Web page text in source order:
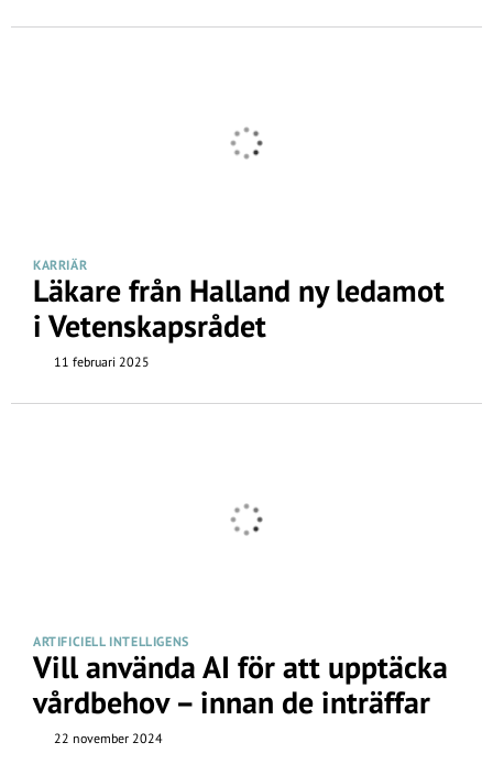
KARRIÄR
Läkare från Halland ny ledamot
i Vetenskapsrådet
11 februari 2025
ARTIFICIELL INTELLIGENS
Vill använda AI för att upptäcka
vårdbehov – innan de inträffar
22 november 2024